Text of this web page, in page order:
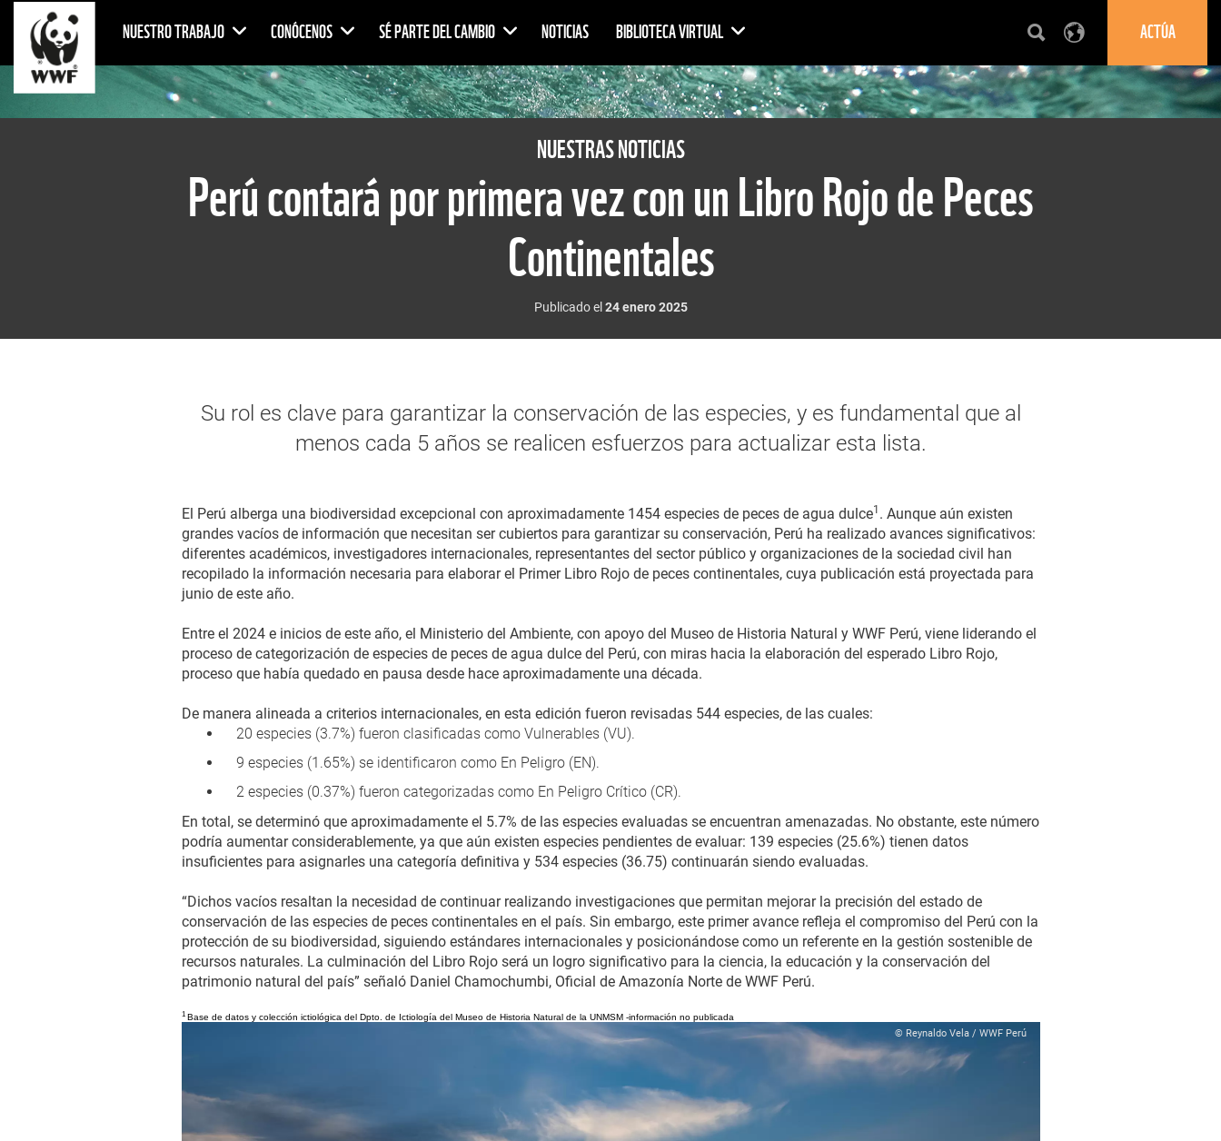
NUESTRO TRABAJO CONÓCENOS SÉ PARTE DEL CAMBIO NOTICIAS BIBLIOTECA VIRTUAL ACTÚA
NUESTRAS NOTICIAS
Perú contará por primera vez con un Libro Rojo de Peces
Continentales
Publicado el 24 enero 2025
Su rol es clave para garantizar la conservación de las especies, y es fundamental que al
menos cada 5 años se realicen esfuerzos para actualizar esta lista.
El Perú alberga una biodiversidad excepcional con aproximadamente 1454 especies de peces de agua dulce1 . Aunque aún existen
grandes vacíos de información que necesitan ser cubiertos para garantizar su conservación, Perú ha realizado avances significativos:
diferentes académicos, investigadores internacionales, representantes del sector público y organizaciones de la sociedad civil han
recopilado la información necesaria para elaborar el Primer Libro Rojo de peces continentales, cuya publicación está proyectada para
junio de este año.
Entre el 2024 e inicios de este año, el Ministerio del Ambiente, con apoyo del Museo de Historia Natural y WWF Perú, viene liderando el
proceso de categorización de especies de peces de agua dulce del Perú, con miras hacia la elaboración del esperado Libro Rojo,
proceso que había quedado en pausa desde hace aproximadamente una década.
De manera alineada a criterios internacionales, en esta edición fueron revisadas 544 especies, de las cuales:
20 especies (3.7%) fueron clasificadas como Vulnerables (VU).
9 especies (1.65%) se identificaron como En Peligro (EN).
2 especies (0.37%) fueron categorizadas como En Peligro Crítico (CR).
En total, se determinó que aproximadamente el 5.7% de las especies evaluadas se encuentran amenazadas. No obstante, este número
podría aumentar considerablemente, ya que aún existen especies pendientes de evaluar: 139 especies (25.6%) tienen datos
insuficientes para asignarles una categoría definitiva y 534 especies (36.75) continuarán siendo evaluadas.
“Dichos vacíos resaltan la necesidad de continuar realizando investigaciones que permitan mejorar la precisión del estado de
conservación de las especies de peces continentales en el país. Sin embargo, este primer avance refleja el compromiso del Perú con la
protección de su biodiversidad, siguiendo estándares internacionales y posicionándose como un referente en la gestión sostenible de
recursos naturales. La culminación del Libro Rojo será un logro significativo para la ciencia, la educación y la conservación del
patrimonio natural del país” señaló Daniel Chamochumbi, Oficial de Amazonía Norte de WWF Perú.
1 Base de datos y colección ictiológica del Dpto. de Ictiología del Museo de Historia Natural de la UNMSM -información no publicada
© Reynaldo Vela / WWF Perú